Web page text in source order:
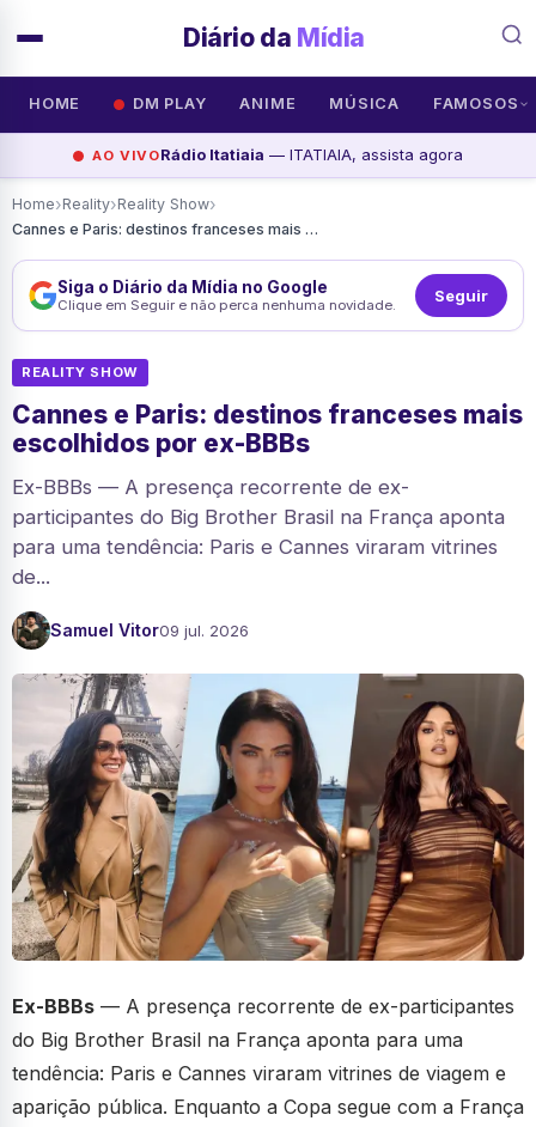
Diário da Mídia
HOME DM PLAY ANIME MÚSICA FAMOSOS
AO VIVORádio Itatiaia — ITATIAIA, assista agora
Home›Reality›Reality Show›
Cannes e Paris: destinos franceses mais escolhidos por ex-BBBs
Siga o Diário da Mídia no Google
Clique em Seguir e não perca nenhuma novidade. Seguir
REALITY SHOW
Cannes e Paris: destinos franceses mais
escolhidos por ex-BBBs
Ex-BBBs — A presença recorrente de ex-
participantes do Big Brother Brasil na França aponta
para uma tendência: Paris e Cannes viraram vitrines
de...
Samuel Vitor09 jul. 2026
Ex-BBBs — A presença recorrente de ex-participantes
do Big Brother Brasil na França aponta para uma
tendência: Paris e Cannes viraram vitrines de viagem e
aparição pública. Enquanto a Copa segue com a França